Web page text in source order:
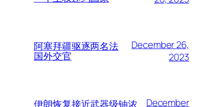
阿塞拜疆驱逐两名法
国外交官
December 26,
2023
伊朗恢复接近武器级铀浓
December